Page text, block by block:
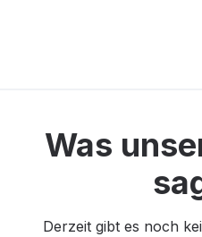
Was
Derzeit gibt es noch